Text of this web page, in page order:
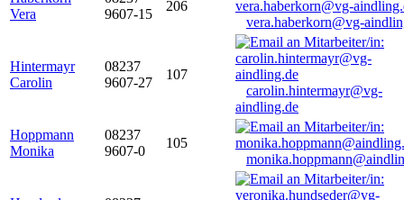
Vera
9607-15
206
vera.haberkorn@vg-
Hintermayr
Carolin
08237
9607-27
107
carolin.hintermayr@vg-
aindling.de
Hoppmann
Monika
08237
9607-0
105